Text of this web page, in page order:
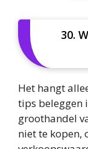
30.
Het hangt
tips beleggen
groothandel
niet te kopen,